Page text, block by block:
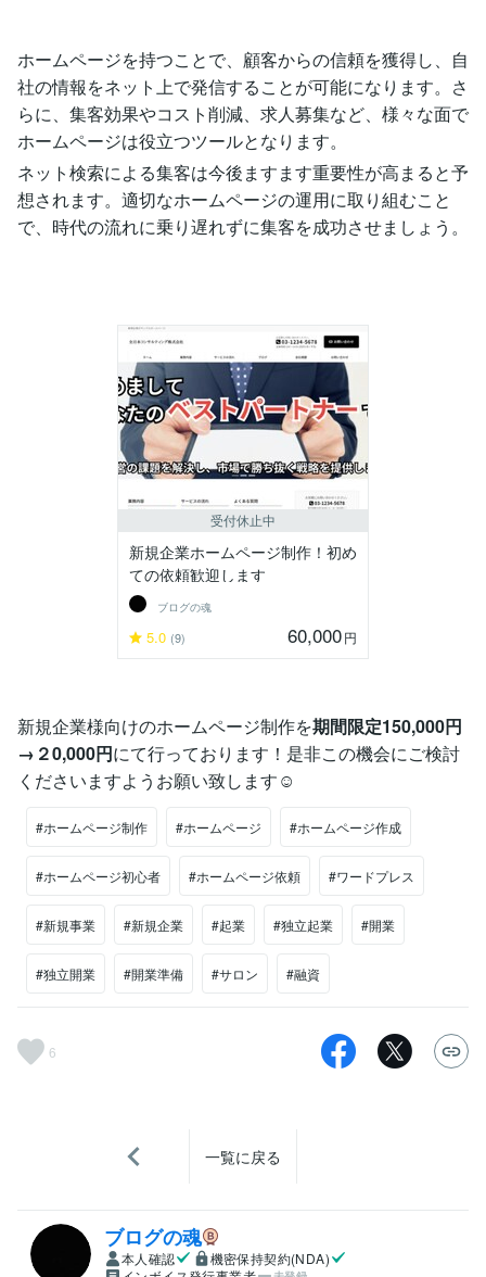
ホームページを持つことで、顧客からの信頼を獲得し、自
社の情報をネット上で発信することが可能になります。さ
らに、集客効果やコスト削減、求人募集など、様々な面で
ホームページは役立つツールとなります。
ネット検索による集客は今後ますます重要性が高まると予
想されます。適切なホームページの運用に取り組むこと
で、時代の流れに乗り遅れずに集客を成功させましょう。
受付休止中
新規企業ホームページ制作！初め
ての依頼歓迎します
ブログの魂
5.0 (9) 60,000円
新規企業様向けのホームページ制作を期間限定150,000円
→２0,000円にて行っております！是非この機会にご検討
くださいますようお願い致します☺
#ホームページ制作 #ホームページ #ホームページ作成
#ホームページ初心者 #ホームページ依頼 #ワードプレス
#新規事業 #新規企業 #起業 #独立起業 #開業
#独立開業 #開業準備 #サロン #融資
6
一覧に戻る
ブログの魂
本人確認
機密保持契約(NDA)